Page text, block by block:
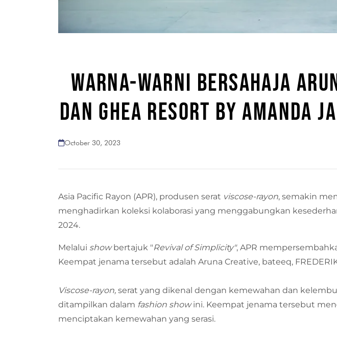
WARNA-WARNI BERSAHAJA
DAN GHEA RESORT BY AMANDA
October 30, 2023
Asia Pacific Rayon (APR), produsen serat viscose-rayon, semakin
menghadirkan koleksi kolaborasi yang menggabungkan
2024.
Melalui showbertajuk "Revival of Simplicity", APR
Keempat jenama tersebut adalah Aruna Creative, bateeq,
Viscose-rayon, serat yang dikenal dengan kemewahan dan
ditampilkan dalam fashion showini. Keempat jenama tersebut
menciptakan kemewahan yang serasi.